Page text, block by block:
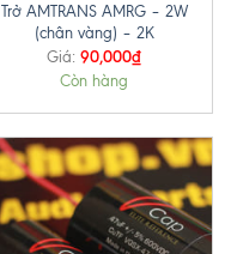
Trở AMTRANS AMRG – 2W
(chân vàng) – 2K
Giá: 90,000₫
Còn hàng